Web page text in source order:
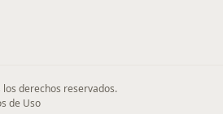
derechos reservados.
de Uso